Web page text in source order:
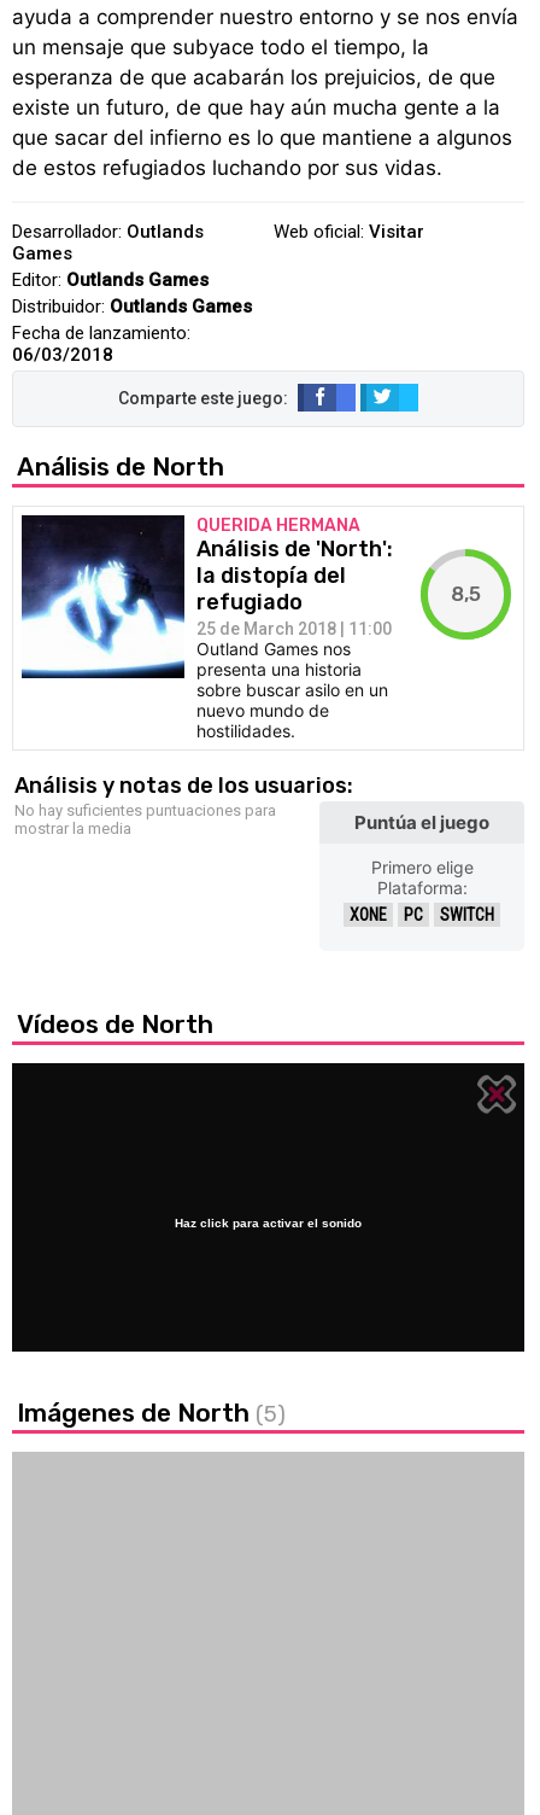
ayuda a comprender nuestro entorno y se nos envía
un mensaje que subyace todo el tiempo, la
esperanza de que acabarán los prejuicios, de que
existe un futuro, de que hay aún mucha gente a la
que sacar del infierno es lo que mantiene a algunos
de estos refugiados luchando por sus vidas.
Desarrollador: Outlands
Games
Editor: Outlands Games
Distribuidor: Outlands Games
Fecha de lanzamiento:
06/03/2018
Web oficial: Visitar
Análisis de North
QUERIDA HERMANA
Análisis de 'North':
la distopía del
refugiado
25 de March 2018 | 11:00
Outland Games nos
presenta una historia
sobre buscar asilo en un
nuevo mundo de
hostilidades.
8,5
Análisis y notas de los usuarios:
No hay suficientes puntuaciones para
mostrar la media
Puntúa el juego
Primero elige
Plataforma:
XONE PC SWITCH
Vídeos de North
Haz click para activar el sonido
Imágenes de North (5)